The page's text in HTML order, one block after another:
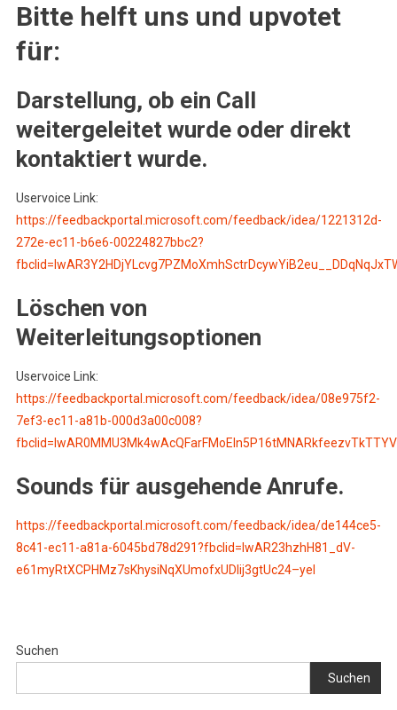
Bitte helft uns und upvotet
für:
Darstellung, ob ein Call
weitergeleitet wurde oder direkt
kontaktiert wurde.
Uservoice Link:
https://feedbackportal.microsoft.com/feedback/idea/1221312d-
272e-ec11-b6e6-00224827bbc2?
Löschen von
Weiterleitungsoptionen
Uservoice Link:
https://feedbackportal.microsoft.com/feedback/idea/08e975f2-
7ef3-ec11-a81b-000d3a00c008?
Sounds für ausgehende Anrufe.
https://feedbackportal.microsoft.com/feedback/idea/de144ce5-
8c41-ec11-a81a-6045bd78d291?fbclid=IwAR23hzhH81_dV-
e61myRtXCPHMz7sKhysiNqXUmofxUDIij3gtUc24–yeI
Suchen
Suchen